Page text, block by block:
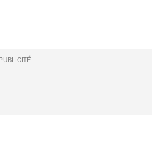
PUBLICITÉ